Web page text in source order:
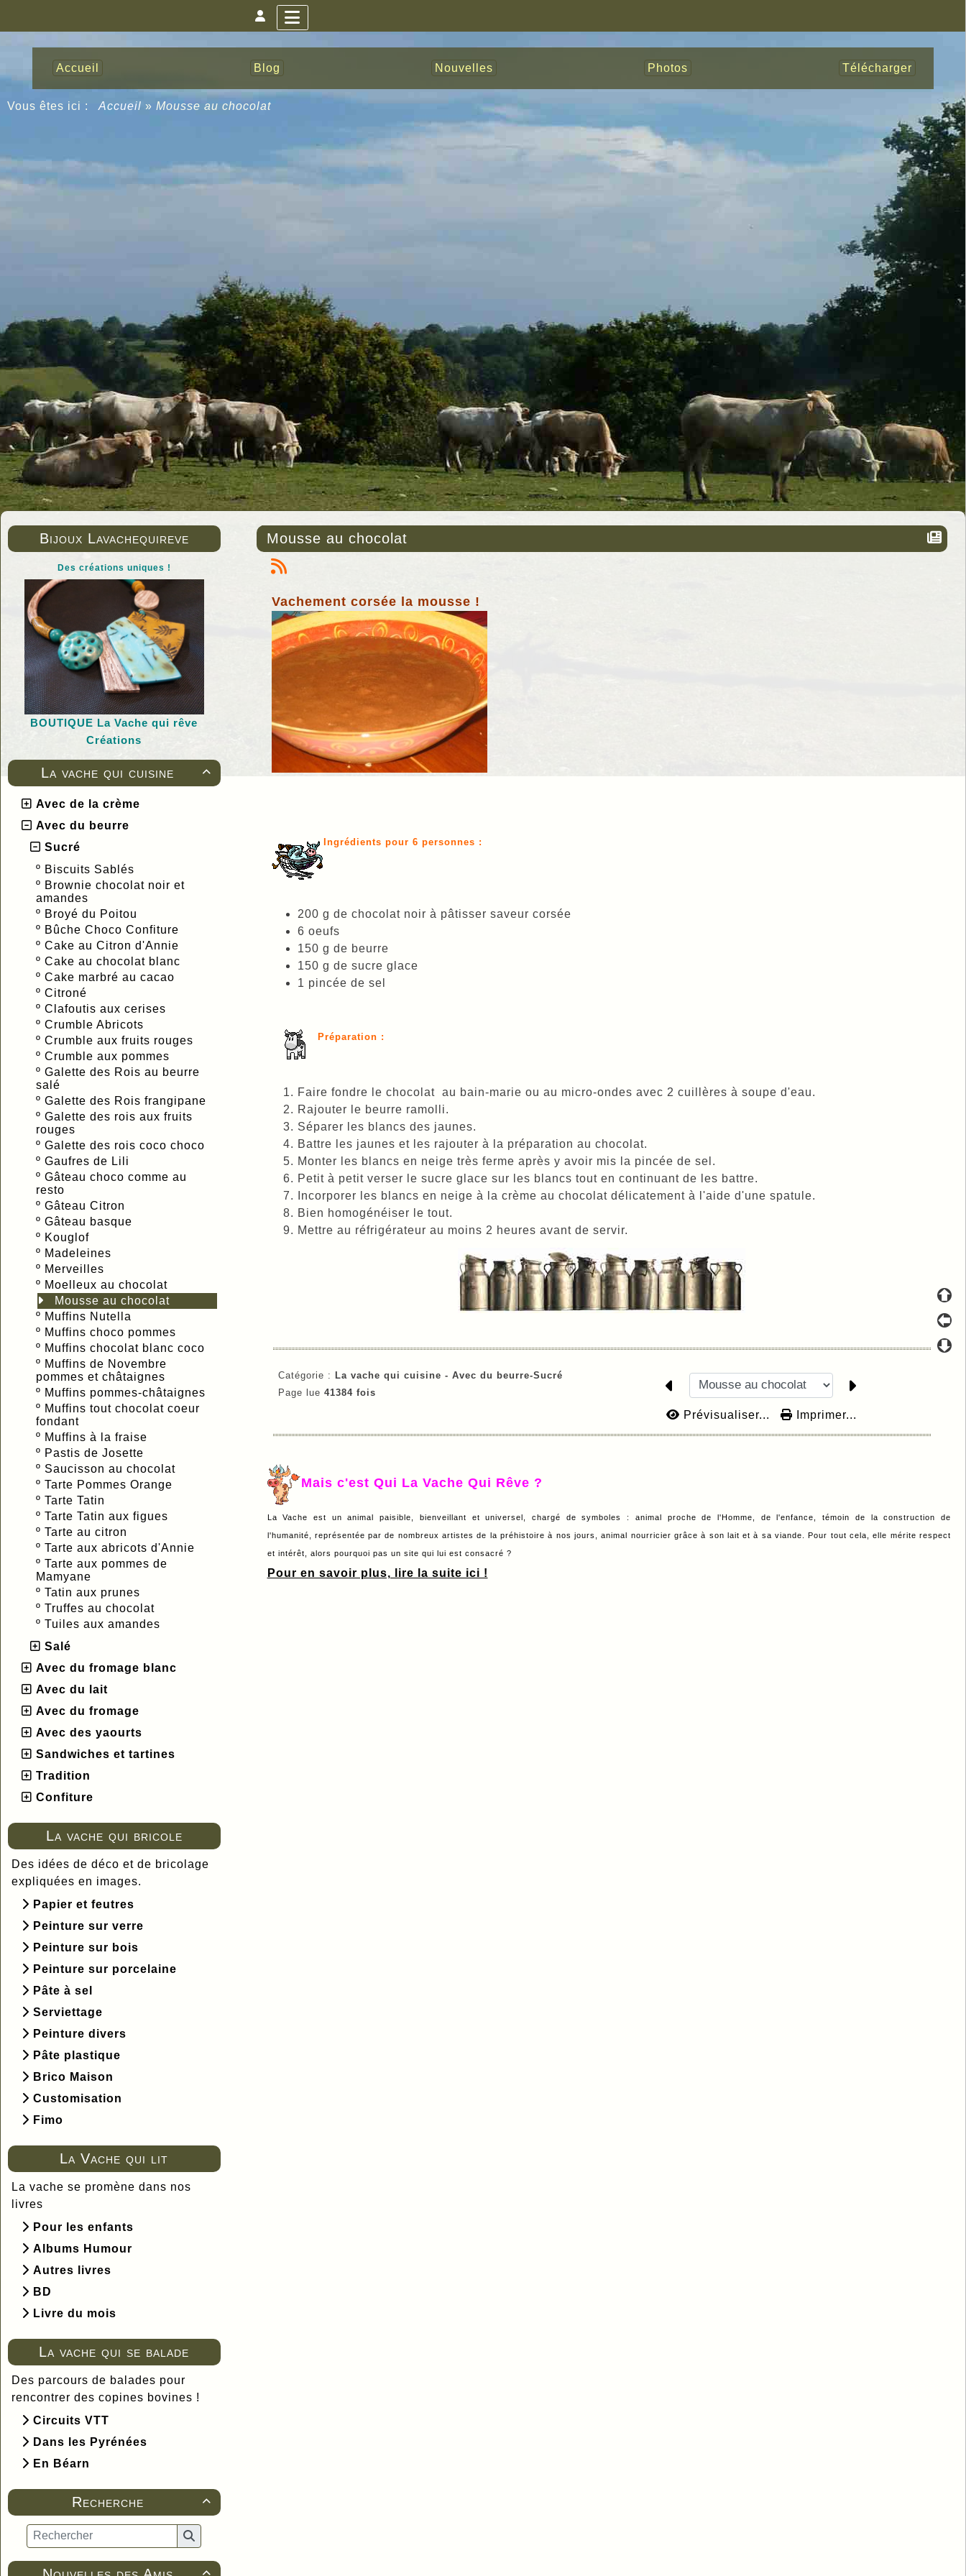
Accueil Blog Nouvelles Photos Télécharger
Vous êtes ici : Accueil » Mousse au chocolat
Bijoux Lavachequireve
Des créations uniques !
BOUTIQUE La Vache qui rêve
Créations

La vache qui cuisine
Avec de la crème
Avec du beurre
Sucré
º Biscuits Sablés
º Brownie chocolat noir et
amandes
º Broyé du Poitou
º Bûche Choco Confiture
º Cake au Citron d'Annie
º Cake au chocolat blanc
º Cake marbré au cacao
º Citroné
º Clafoutis aux cerises
º Crumble Abricots
º Crumble aux fruits rouges
º Crumble aux pommes
º Galette des Rois au beurre
salé
º Galette des Rois frangipane
º Galette des rois aux fruits
rouges
º Galette des rois coco choco
º Gaufres de Lili
º Gâteau choco comme au
resto
º Gâteau Citron
º Gâteau basque
º Kouglof
º Madeleines
º Merveilles
º Moelleux au chocolat
Mousse au chocolat
º Muffins Nutella
º Muffins choco pommes
º Muffins chocolat blanc coco
º Muffins de Novembre
pommes et châtaignes
º Muffins pommes-châtaignes
º Muffins tout chocolat coeur
fondant
º Muffins à la fraise
º Pastis de Josette
º Saucisson au chocolat
º Tarte Pommes Orange
º Tarte Tatin
º Tarte Tatin aux figues
º Tarte au citron
º Tarte aux abricots d'Annie
º Tarte aux pommes de
Mamyane
º Tatin aux prunes
º Truffes au chocolat
º Tuiles aux amandes
Salé
Avec du fromage blanc
Avec du lait
Avec du fromage
Avec des yaourts
Sandwiches et tartines
Tradition
Confiture
La vache qui bricole
Des idées de déco et de bricolage
expliquées en images.
Papier et feutres
Peinture sur verre
Peinture sur bois
Peinture sur porcelaine
Pâte à sel
Serviettage
Peinture divers
Pâte plastique
Brico Maison
Customisation
Fimo
La Vache qui lit
La vache se promène dans nos
livres
Pour les enfants
Albums Humour
Autres livres
BD
Livre du mois
La vache qui se balade
Des parcours de balades pour
rencontrer des copines bovines !
Circuits VTT
Dans les Pyrénées
En Béarn

Recherche

Mousse au chocolat
Vachement corsée la mousse !
Ingrédients pour 6 personnes :
200 g de chocolat noir à pâtisser saveur corsée
6 oeufs
150 g de beurre
150 g de sucre glace
1 pincée de sel
Préparation :
Faire fondre le chocolat au bain-marie ou au micro-ondes avec 2 cuillères à soupe d'eau.
Rajouter le beurre ramolli.
Séparer les blancs des jaunes.
Battre les jaunes et les rajouter à la préparation au chocolat.
Monter les blancs en neige très ferme après y avoir mis la pincée de sel.
Petit à petit verser le sucre glace sur les blancs tout en continuant de les battre.
Incorporer les blancs en neige à la crème au chocolat délicatement à l'aide d'une spatule.
Bien homogénéiser le tout.
Mettre au réfrigérateur au moins 2 heures avant de servir.
Catégorie : La vache qui cuisine - Avec du beurre-Sucré
Page lue 41384 fois
Prévisualiser... Imprimer...
Mais c'est Qui La Vache Qui Rêve ?
La Vache est un animal paisible, bienveillant et universel, chargé de symboles : animal proche de l'Homme, de l'enfance, témoin de la construction de
l'humanité, représentée par de nombreux artistes de la préhistoire à nos jours, animal nourricier grâce à son lait et à sa viande. Pour tout cela, elle mérite respect
et intérêt, alors pourquoi pas un site qui lui est consacré ?
Pour en savoir plus, lire la suite ici !